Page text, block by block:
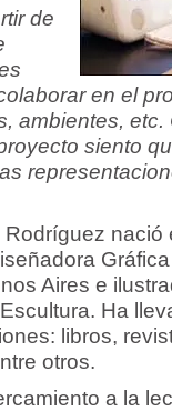
de
en el
ambientes,
siento
nació
Aires e
Ha
libros,
otros.
a la